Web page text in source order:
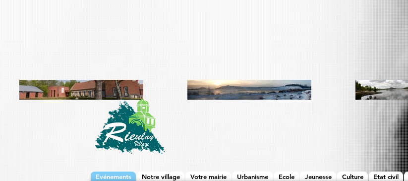
Evénements Notre village Votre mairie Urbanisme Ecole Jeunesse Culture Etat civil